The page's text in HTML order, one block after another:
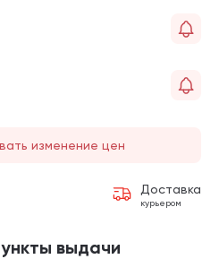
изменение цен
Доставка
курьером
выдачи